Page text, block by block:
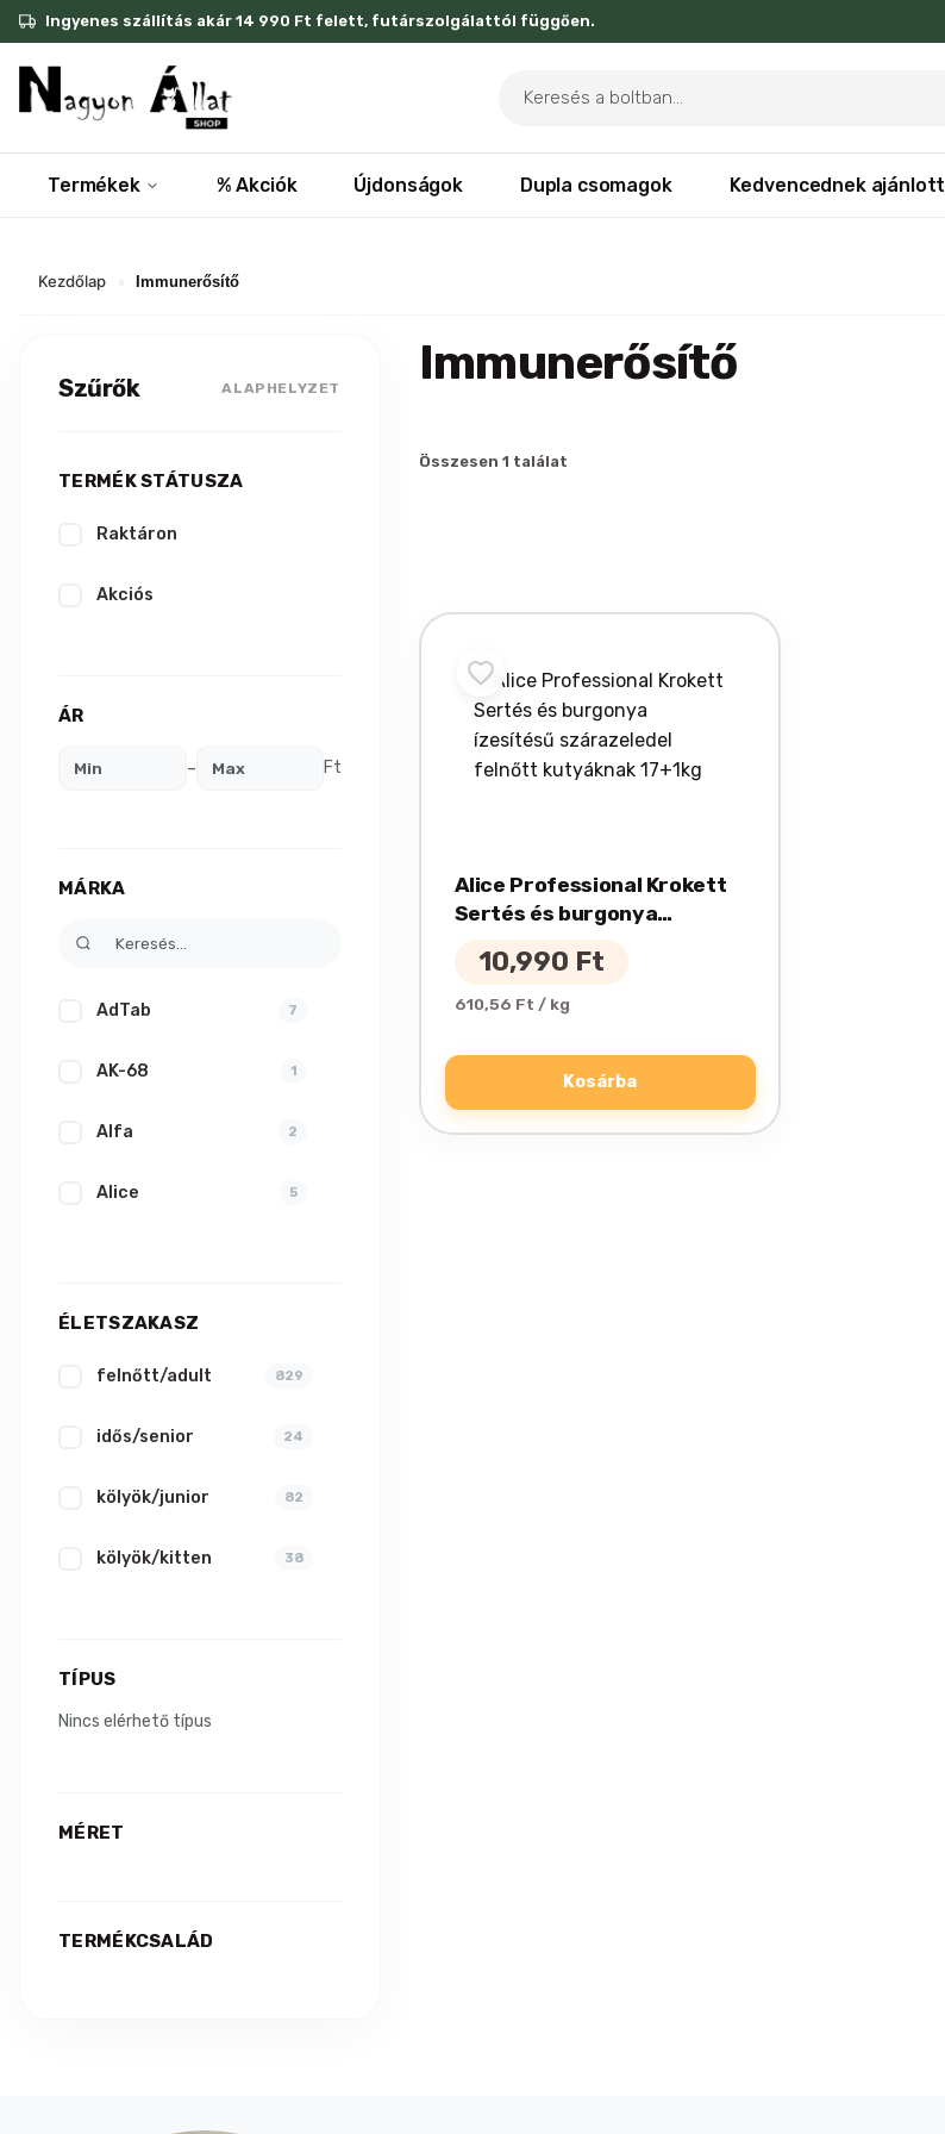
Skip
to
content
Ingyenes szállítás akár 14 990 Ft felett, futárszolgálattól függően.
search
Termékek % Akciók Újdonságok Dupla csomagok Kedvencednek ajánlott
Kezdőlap Immunerősítő
Szűrők ALAPHELYZET
TERMÉK STÁTUSZA
Raktáron
Akciós
ÁR
- Ft
MÁRKA
AdTab 7
AK-68 1
Alfa 2
Alice 5
Animonda
April & June 20
Arthrodyl 1
Atkatox 1
Beaphar 55
Bio-Lio
ÉLETSZAKASZ
felnőtt/adult 829
idős/senior 24
kölyök/junior 82
kölyök/kitten 38
TÍPUS
Nincs elérhető típus
MÉRET
TERMÉKCSALÁD
Immunerősítő
Összesen 1 találat
Alice Professional Krokett
Sertés és burgonya
ízesítésű szárazeledel
felnőtt kutyáknak 17+1kg
10,990 Ft
610,56 Ft / kg
Kosárba